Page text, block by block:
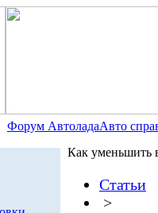
Форум АвтоладаАвто
Как уменьшить
Статьи
>